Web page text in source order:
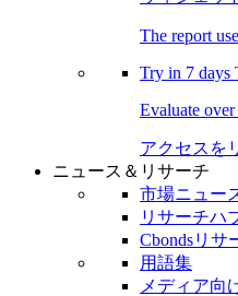
The report
Try in 7 days
Evaluate over
アクセスを
ニュース＆リサーチ
市場ニュー
リサーチハ
Cbondsリサ
用語集
メディア向